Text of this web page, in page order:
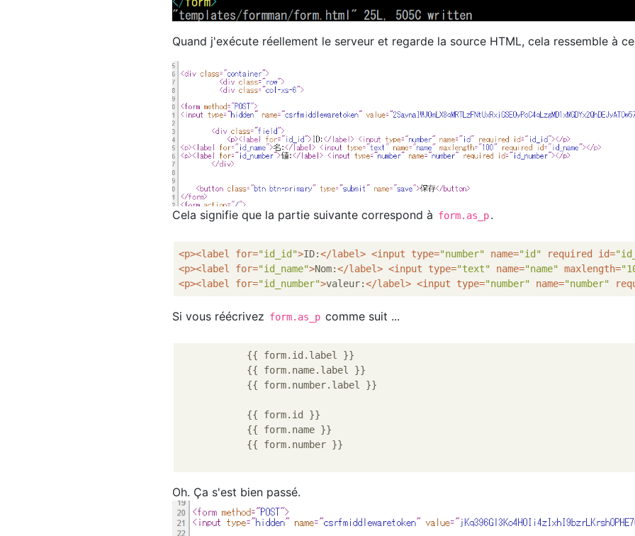
Quand j'exécute réellement le serveur et regarde la source HTML, cela ressemble à
Cela signifie que la partie suivante correspond à form.as_p.
<p><label for="id_id">ID:</label> <input type="number" name="id" required id=
<p><label for="id_name">Nom:</label> <input type="text" name="name" maxlength=
<p><label for="id_number">valeur:</label> <input type="number" name="number"
Si vous réécrivez form.as_p comme suit ...
            {{ form.id.label }}
            {{ form.name.label }}
            {{ form.id }}
            {{ form.name }}
Oh. Ça s'est bien passé.